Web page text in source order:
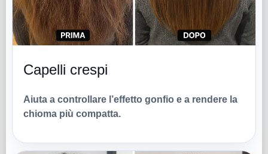
Capelli crespi
Aiuta a controllare l’effetto gonfio e a rendere la
chioma più compatta.